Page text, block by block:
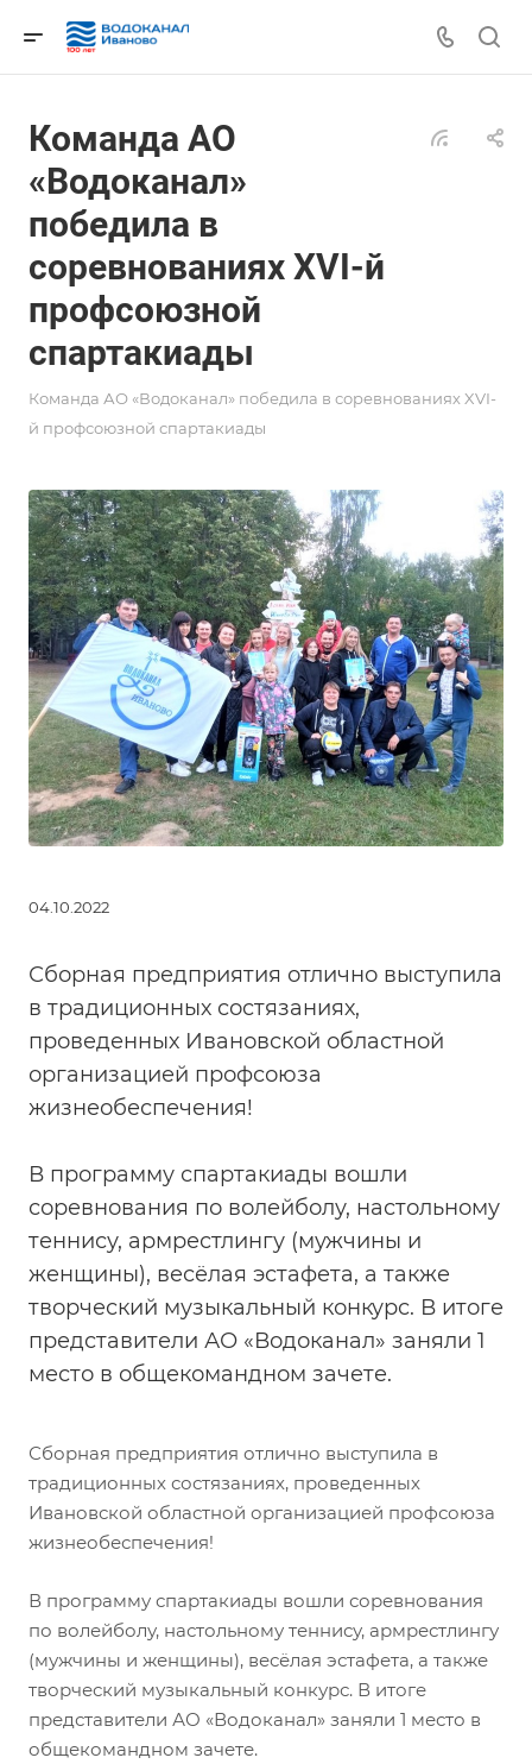
Команда АО
«Водоканал»
победила в
соревнованиях XVI-й
профсоюзной
спартакиады
Команда АО «Водоканал» победила в соревнованиях XVI-
й профсоюзной спартакиады
04.10.2022
Сборная предприятия отлично выступила
в традиционных состязаниях,
проведенных Ивановской областной
организацией профсоюза
жизнеобеспечения!
В программу спартакиады вошли
соревнования по волейболу, настольному
теннису, армрестлингу (мужчины и
женщины), весёлая эстафета, а также
творческий музыкальный конкурс. В итоге
представители АО «Водоканал» заняли 1
место в общекомандном зачете.
Сборная предприятия отлично выступила в
традиционных состязаниях, проведенных
Ивановской областной организацией профсоюза
жизнеобеспечения!
В программу спартакиады вошли соревнования
по волейболу, настольному теннису, армрестлингу
(мужчины и женщины), весёлая эстафета, а также
творческий музыкальный конкурс. В итоге
представители АО «Водоканал» заняли 1 место в
общекомандном зачете.